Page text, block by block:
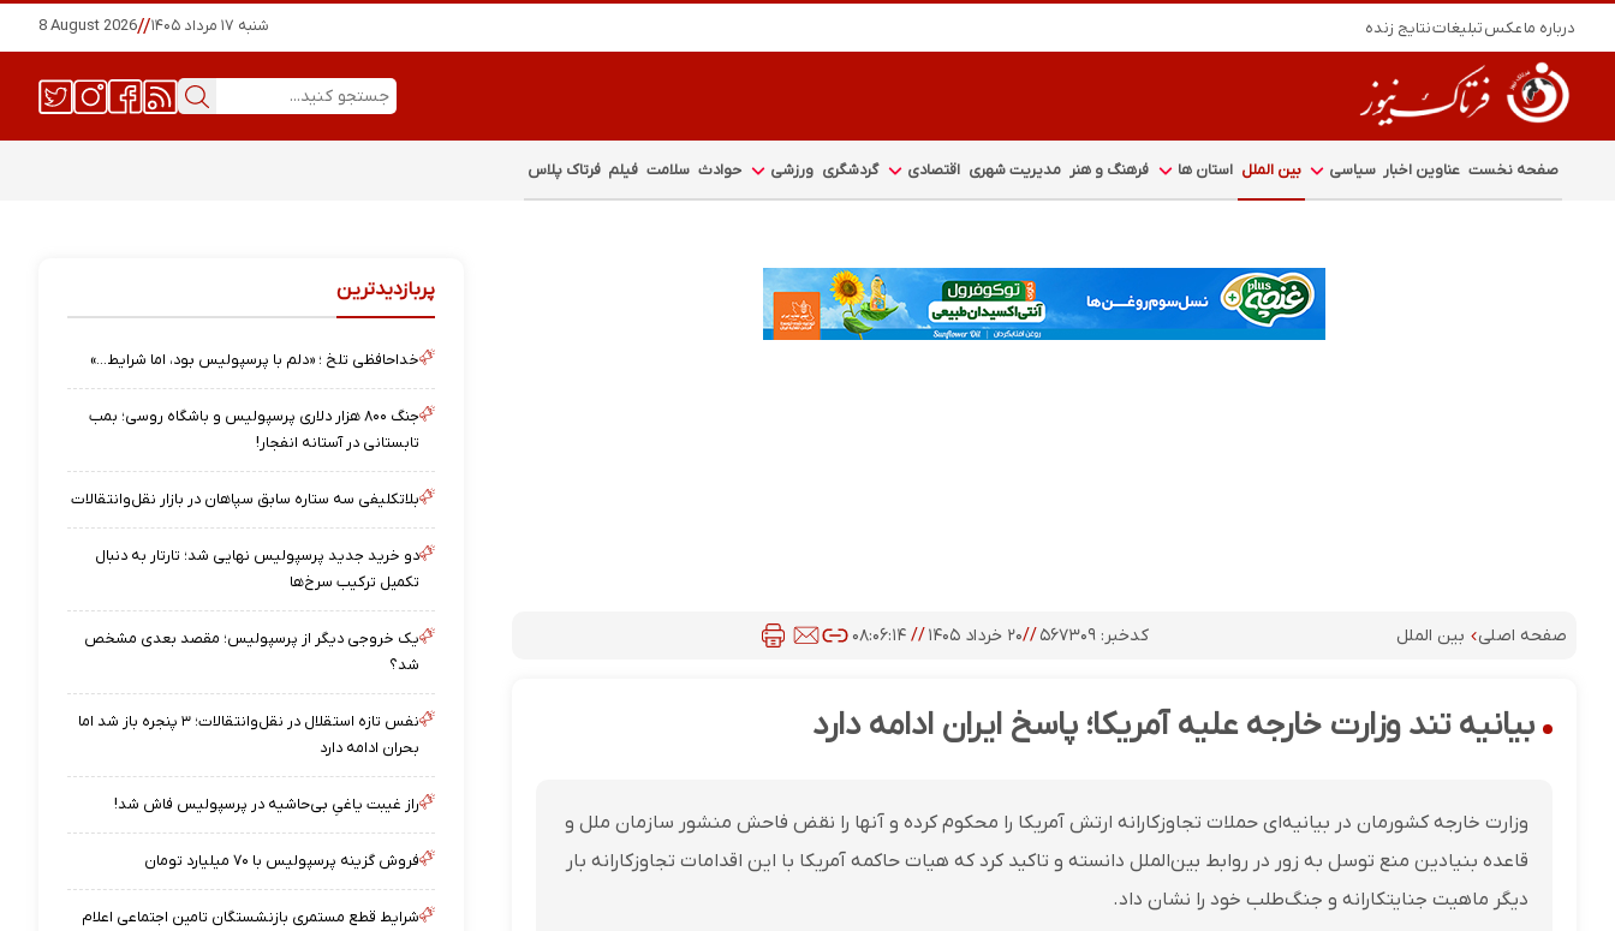
درباره ماعکستبلیغاتنتایج زنده شنبه ۱۷ مرداد ۱۴۰۵ //
8 August 2026
صفحه نخست عناوین اخبار سیاسی بین الملل استان ها فرهنگ و هنر مدیریت شهری اقتصادی گردشگری ورزشی حوادث سلامت فیلم فرتاک پلاس
صفحه اصلی بین الملل کدخبر: ۵۶۷۳۰۹ //۲۰ خرداد ۱۴۰۵ // ۰۸:۰۶:۱۴
بیانیه تند وزارت خارجه علیه آمریکا؛ پاسخ ایران ادامه دارد
وزارت خارجه کشورمان در بیانیه‌ای حملات تجاوزکارانه ارتش آمریکا را محکوم کرده و آنها را نقض فاحش منشور سازمان ملل و
قاعده بنیادین منع توسل به زور در روابط بین‌الملل دانسته و تاکید کرد که هیات حاکمه آمریکا با این اقدامات تجاوزکارانه بار
دیگر ماهیت جنایتکارانه و جنگ‌طلب خود را نشان داد.
پربازدیدترین
خداحافظی تلخ ؛ «دلم با پرسپولیس بود، اما شرایط…»
جنگ ۸۰۰ هزار دلاری پرسپولیس و باشگاه روسی؛ بمب
تابستانی در آستانه انفجار!
بلاتکلیفی سه ستاره سابق سپاهان در بازار نقل‌وانتقالات
دو خرید جدید پرسپولیس نهایی شد؛ تارتار به دنبال
تکمیل ترکیب سرخ‌ها
یک خروجی دیگر از پرسپولیس؛ مقصد بعدی مشخص
شد؟
نفس تازه استقلال در نقل‌وانتقالات؛ ۳ پنجره باز شد اما
بحران ادامه دارد
راز غیبت یاغیِ بی‌حاشیه در پرسپولیس فاش شد!
فروش گزینه پرسپولیس با ۷۰ میلیارد تومان
شرایط قطع مستمری بازنشستگان تامین اجتماعی اعلام